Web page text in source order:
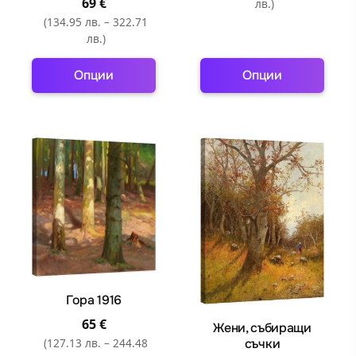
(134.95 лв. – 322.71
лв.)
Опции
has
multiple
variants.
The
options
may
be
on
the
product
лв.)
Опции
has
multiple
variants.
The
options
may
be
chosen
on
the
product
Гора 1916
65€
(127.13 лв. – 244.48
Жени, събиращи
съчки